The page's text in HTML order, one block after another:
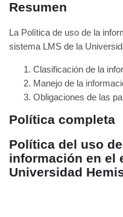
Resumen
La Política de uso de la
sistema LMS de la
Clasificación de la
Manejo de la
Obligaciones de las
Política completa
Política del uso
información en el
Universidad